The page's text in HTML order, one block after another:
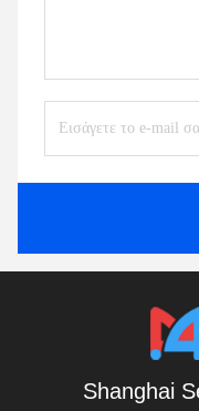
Shanghai